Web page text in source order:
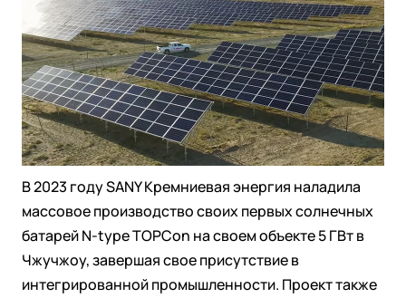
В 2023 году SANY Кремниевая энергия наладила
массовое производство своих первых солнечных
батарей N-type TOPCon на своем объекте 5 ГВт в
Чжучжоу, завершая свое присутствие в
интегрированной промышленности. Проект также